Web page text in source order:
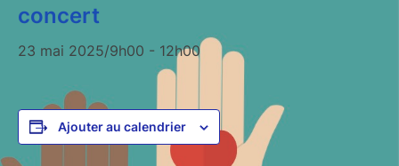
concert
23 mai 2025/9h00 - 12h00
Ajouter au calendrier